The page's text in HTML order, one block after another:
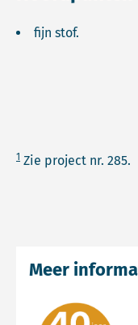
fijn stof.
1 Zie project nr. 285.
Meer